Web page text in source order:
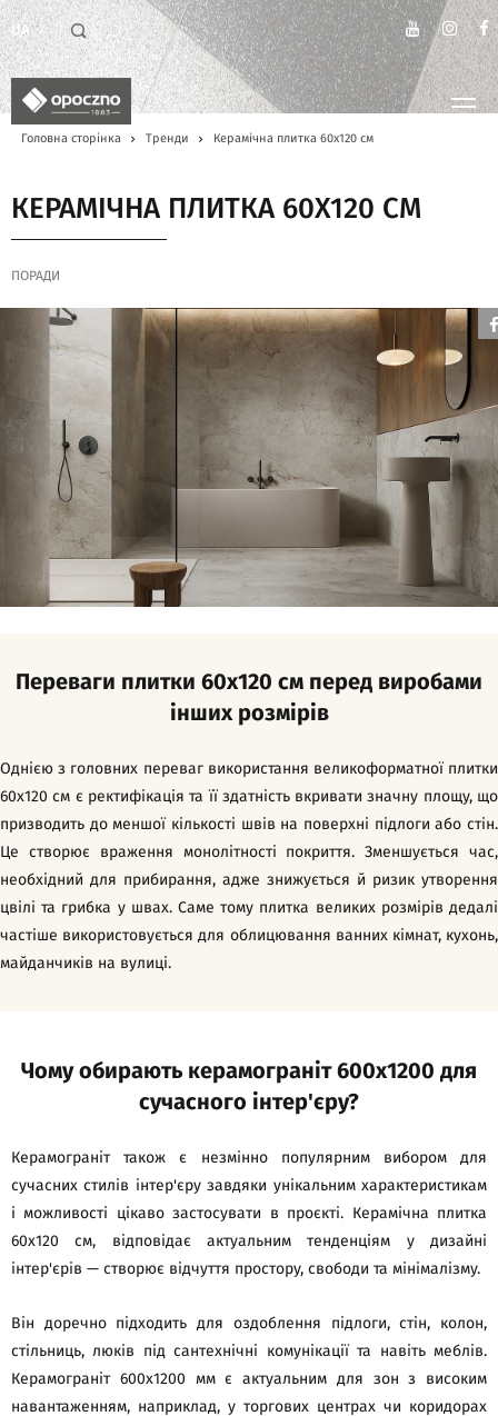
UA
Головна сторінка Тренди Керамічна плитка 60х120 см
КЕРАМІЧНА ПЛИТКА 60Х120 СМ
ПОРАДИ
Переваги плитки 60х120 см перед виробами
інших розмірів
Однією з головних переваг використання великоформатної плитки
60х120 см є ректифікація та її здатність вкривати значну площу, що
призводить до меншої кількості швів на поверхні підлоги або стін.
Це створює враження монолітності покриття. Зменшується час,
необхідний для прибирання, адже знижується й ризик утворення
цвілі та грибка у швах. Саме тому плитка великих розмірів дедалі
частіше використовується для облицювання ванних кімнат, кухонь,
майданчиків на вулиці.
Чому обирають керамограніт 600х1200 для
сучасного інтер'єру?
Керамограніт також є незмінно популярним вибором для
сучасних стилів інтер'єру завдяки унікальним характеристикам
і можливості цікаво застосувати в проєкті. Керамічна плитка
60х120 см, відповідає актуальним тенденціям у дизайні
інтер'єрів — створює відчуття простору, свободи та мінімалізму.
Він доречно підходить для оздоблення підлоги, стін, колон,
стільниць, люків під сантехнічні комунікації та навіть меблів.
Керамограніт 600х1200 мм є актуальним для зон з високим
навантаженням, наприклад, у торгових центрах чи коридорах